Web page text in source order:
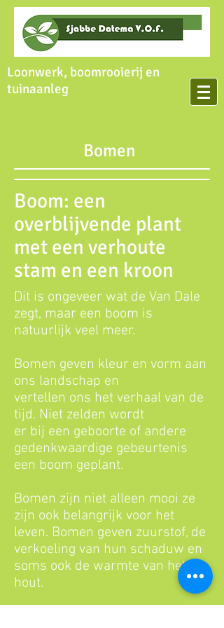
Loonwerk, boomrooierij en
tuinaanleg
Bomen
Boom: een
overblijvende plant
met een verhoute
stam en een kroon
Dit is ongeveer wat de Van Dale
zegt, maar een boom is
natuurlijk veel meer.
Bomen geven kleur en vorm aan
ons landschap en
vertellen ons het verhaal van de
tijd. Niet zelden wordt
er bij een geboorte of andere
gedenkwaardige gebeurtenis
een boom geplant.
Bomen zijn niet alleen mooi ze
zijn ook belangrijk voor het
leven. Bomen geven zuurstof, de
verkoeling van hun schaduw en
soms ook de warmte van het
hout.